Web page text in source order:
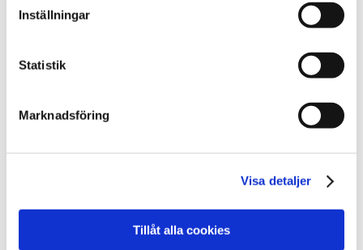
Inställningar
Statistik
Marknadsföring
Visa detaljer
Tillåt alla cookies
Kontakt
Vemyra 140
Telefon växel:
Institutionschef: Aron Sivapalan
Målgrupp: Skolpliktiga pojkar med